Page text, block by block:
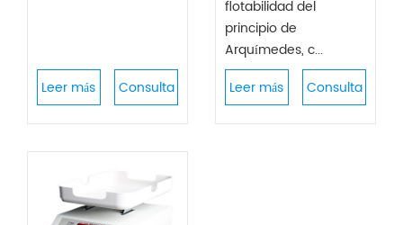
Leer más Consulta
flotabilidad del
principio de
Arquímedes, c...
Leer más
Consulta